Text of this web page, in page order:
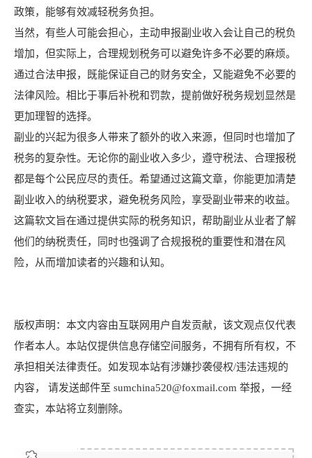
政策，能够有效减轻税务负担。
当然，有些人可能会担心，主动申报副业收入会让自己的税负
增加，但实际上，合理规划税务可以避免许多不必要的麻烦。
通过合法申报，既能保证自己的财务安全，又能避免不必要的
法律风险。相比于事后补税和罚款，提前做好税务规划显然是
更加理智的选择。
副业的兴起为很多人带来了额外的收入来源，但同时也增加了
税务的复杂性。无论你的副业收入多少，遵守税法、合理报税
都是每个公民应尽的责任。希望通过这篇文章，你能更加清楚
副业收入的纳税要求，避免税务风险，享受副业带来的收益。
这篇软文旨在通过提供实际的税务知识，帮助副业从业者了解
他们的纳税责任，同时也强调了合规报税的重要性和潜在风
险，从而增加读者的兴趣和认知。
版权声明：本文内容由互联网用户自发贡献，该文观点仅代表
作者本人。本站仅提供信息存储空间服务，不拥有所有权，不
承担相关法律责任。如发现本站有涉嫌抄袭侵权/违法违规的
内容， 请发送邮件至 sumchina520@foxmail.com 举报，一经
查实，本站将立刻删除。